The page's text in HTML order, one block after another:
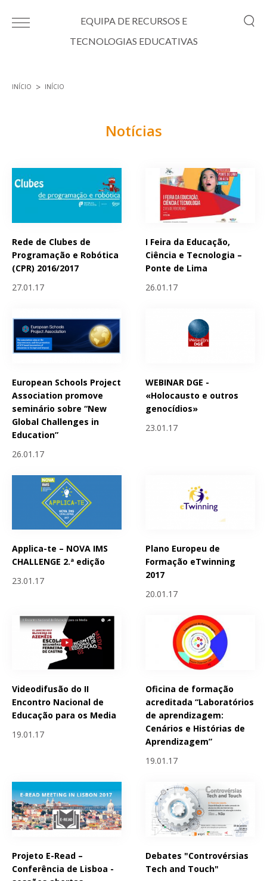
EQUIPA DE RECURSOS E
TECNOLOGIAS EDUCATIVAS
INÍCIO INÍCIO
Notícias
Rede de Clubes de
Programação e Robótica
(CPR) 2016/2017
27.01.17
I Feira da Educação,
Ciência e Tecnologia –
Ponte de Lima
26.01.17
European Schools Project
Association promove
seminário sobre “New
Global Challenges in
Education”
26.01.17
WEBINAR DGE -
«Holocausto e outros
genocídios»
23.01.17
Applica-te – NOVA IMS
CHALLENGE 2.ª edição
23.01.17
Plano Europeu de
Formação eTwinning
2017
20.01.17
Videodifusão do II
Encontro Nacional de
Educação para os Media
19.01.17
Oficina de formação
acreditada “Laboratórios
de aprendizagem:
Cenários e Histórias de
Aprendizagem”
19.01.17
Projeto E-Read –
Conferência de Lisboa -
Debates "Controvérsias
Tech and Touch"
Páginas